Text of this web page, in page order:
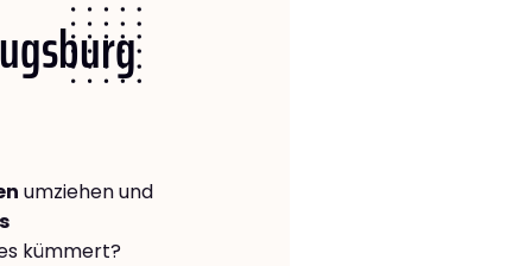
umziehen und
kümmert?